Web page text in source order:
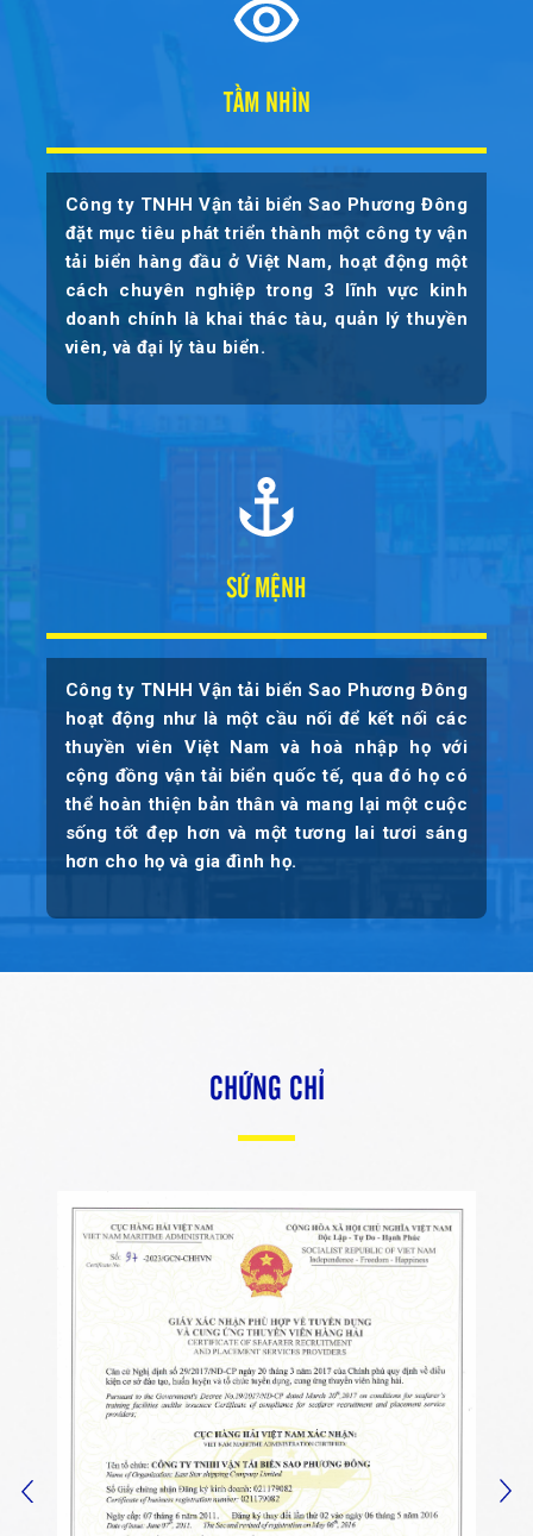
TẦM NHÌN
Công ty TNHH Vận tải biển Sao Phương Đông
đặt mục tiêu phát triển thành một công ty vận
tải biển hàng đầu ở Việt Nam, hoạt động một
cách chuyên nghiệp trong 3 lĩnh vực kinh
doanh chính là khai thác tàu, quản lý thuyền
viên, và đại lý tàu biển.
SỨ MỆNH
Công ty TNHH Vận tải biển Sao Phương Đông
hoạt động như là một cầu nối để kết nối các
thuyền viên Việt Nam và hoà nhập họ với
cộng đồng vận tải biển quốc tế, qua đó họ có
thể hoàn thiện bản thân và mang lại một cuộc
sống tốt đẹp hơn và một tương lai tươi sáng
hơn cho họ và gia đình họ.
CHỨNG CHỈ